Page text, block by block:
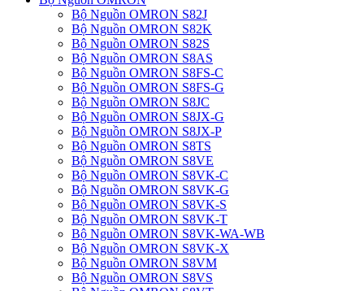
Bộ Nguồn OMRON S82J
Bộ Nguồn OMRON S82K
Bộ Nguồn OMRON S82S
Bộ Nguồn OMRON S8AS
Bộ Nguồn OMRON S8FS-C
Bộ Nguồn OMRON S8FS-G
Bộ Nguồn OMRON S8JC
Bộ Nguồn OMRON S8JX-G
Bộ Nguồn OMRON S8JX-P
Bộ Nguồn OMRON S8TS
Bộ Nguồn OMRON S8VE
Bộ Nguồn OMRON S8VK-C
Bộ Nguồn OMRON S8VK-G
Bộ Nguồn OMRON S8VK-S
Bộ Nguồn OMRON S8VK-T
Bộ Nguồn OMRON S8VK-WA-WB
Bộ Nguồn OMRON S8VK-X
Bộ Nguồn OMRON S8VM
Bộ Nguồn OMRON S8VS